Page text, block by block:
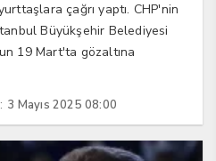
çağrı yaptı. CHP'nin
Büyükşehir Belediyesi
19 Mart'ta gözaltına
3 Mayıs 2025 08:00